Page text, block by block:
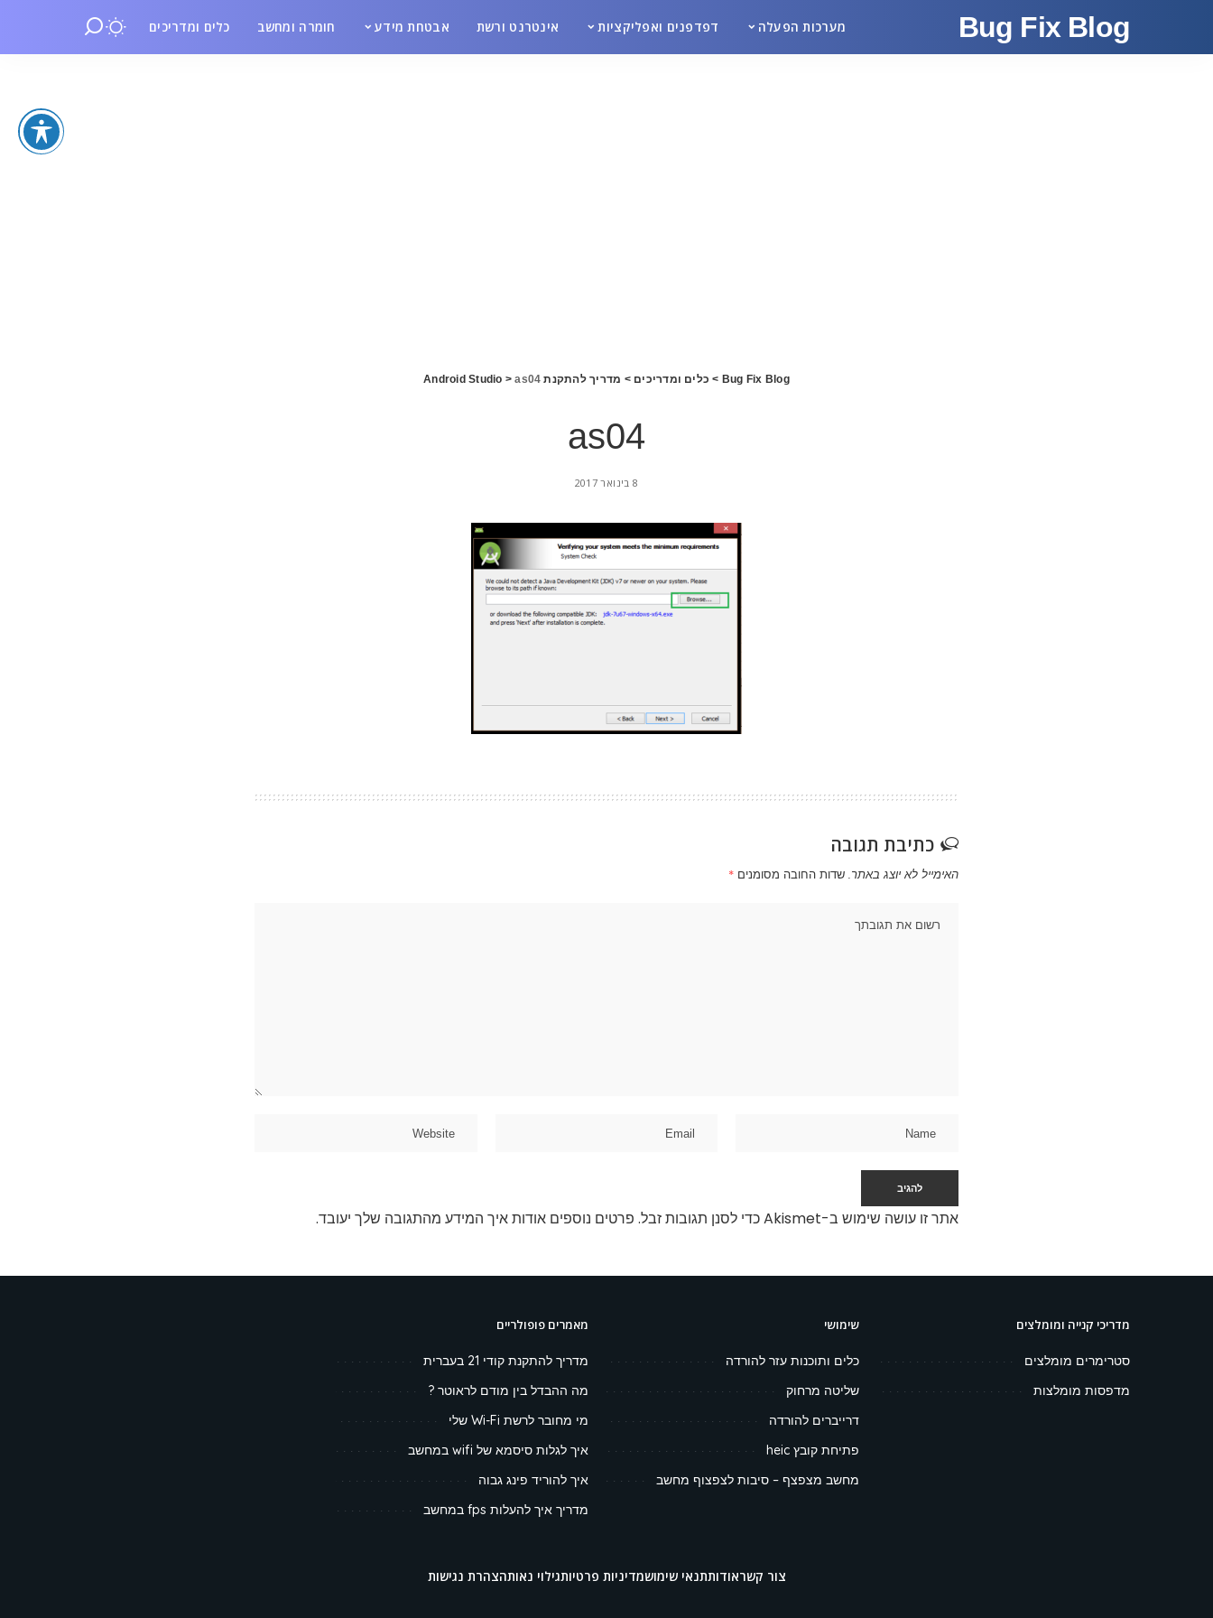
Bug Fix Blog מערכות הפעלה דפדפנים ואפליקציות אינטרנט ורשת אבטחת מידע חומרה ומחשב כלים ומדריכים
Bug Fix Blog
> כלים ומדריכים > מדריך להתקנת Android Studio >as04
as04
8 בינואר 2017
כתיבת תגובה
האימייל לא יוצג באתר. שדות החובה מסומנים *
אתר זו עושה שימוש ב-Akismet כדי לסנן תגובות זבל. פרטים נוספים אודות איך המידע מהתגובה שלך יעובד.
מדריכי קנייה ומומלצים
סטרימרים מומלצים
מדפסות מומלצות
שימושי
כלים ותוכנות עזר להורדה
שליטה מרחוק
דרייברים להורדה
פתיחת קובץ heic
מחשב מצפצף – סיבות לצפצוף מחשב
מאמרים פופולריים
מדריך להתקנת קודי 21 בעברית
מה ההבדל בין מודם לראוטר ?
מי מחובר לרשת Wi-Fi שלי
איך לגלות סיסמא של wifi במחשב
איך להוריד פינג גבוה
מדריך איך להעלות fps במחשב
צור קשראודותתנאי שימושמדיניות פרטיותגילוי נאותהצהרת נגישות